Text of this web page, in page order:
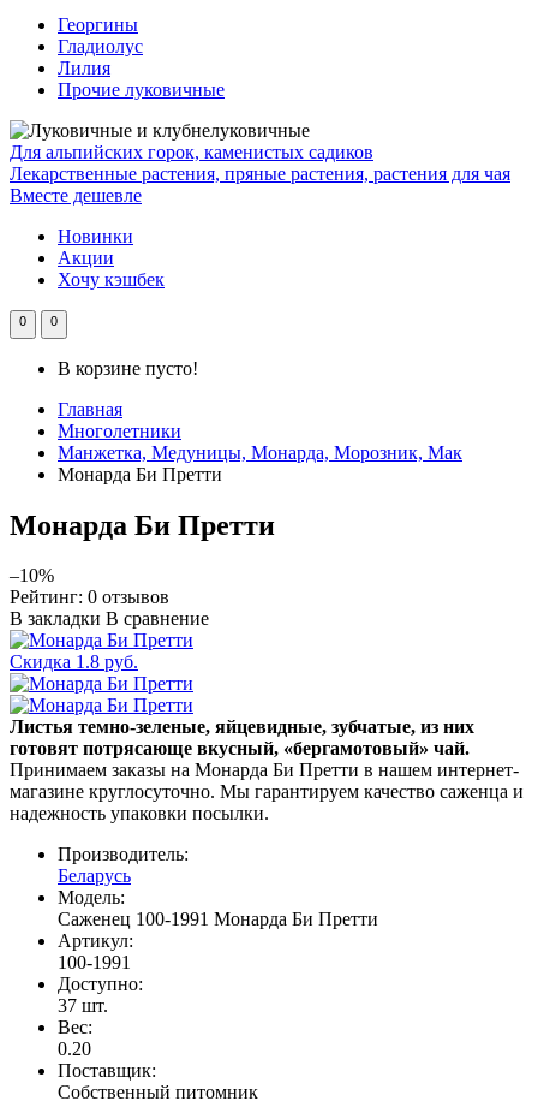
Георгины
Гладиолус
Лилия
Прочие луковичные
Для альпийских горок, каменистых садиков
Лекарственные растения, пряные растения, растения для чая
Вместе дешевле
Новинки
Акции
Хочу кэшбек
0 0
В корзине пусто!
Главная
Многолетники
Манжетка, Медуницы, Монарда, Морозник, Мак
Монарда Би Претти
Монарда Би Претти
–10%
Рейтинг: 0 отзывов
В закладки В сравнение
Скидка 1.8 руб.
Листья темно-зеленые, яйцевидные, зубчатые, из них
готовят потрясающе вкусный, «бергамотовый» чай.
Принимаем заказы на Монарда Би Претти в нашем интернет-
магазине круглосуточно. Мы гарантируем качество саженца и
надежность упаковки посылки.
Производитель:
Беларусь
Модель:
Саженец 100-1991 Монарда Би Претти
Артикул:
100-1991
Доступно:
37 шт.
Вес:
0.20
Поставщик:
Cобственный питомник